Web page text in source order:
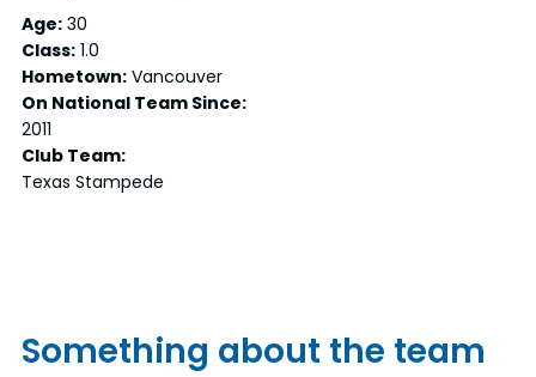
Age: 30
Class: 1.0
Hometown: Vancouver
On National Team Since:
2011
Club Team:
Texas Stampede
Something about the team